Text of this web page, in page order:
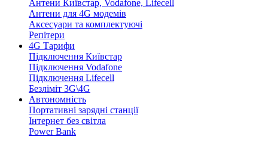
Антени Київстар, Vodafone, Lifecell
Антени для 4G модемів
Аксесуари та комплектуючі
Репітери
4G Тарифи
Підключення Київстар
Підключення Vodafone
Підключення Lifecell
Безліміт 3G\4G
Автономність
Портативні зарядні станції
Інтернет без світла
Power Bank